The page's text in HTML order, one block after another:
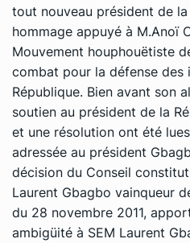
tout nouveau président de
hommage appuyé à M.Anoï
Mouvement houphouëtiste
combat pour la défense des
République. Bien avant son
soutien au président de la
et une résolution ont été
adressée au président
décision du Conseil
Laurent Gbagbo vainqueur
du 28 novembre 2011,
ambigüité à SEM Laurent